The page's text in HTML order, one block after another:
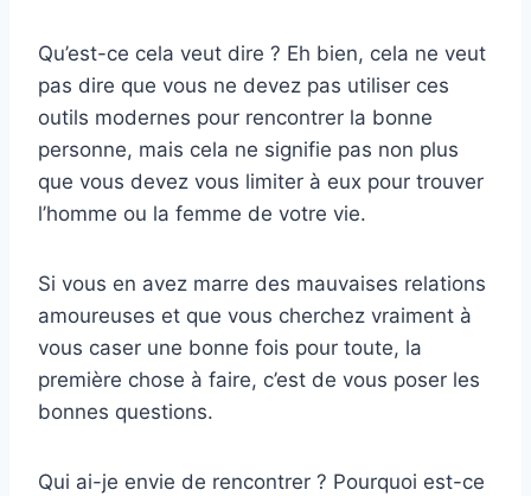
Qu’est-ce cela veut dire ? Eh bien, cela ne veut
pas dire que vous ne devez pas utiliser ces
outils modernes pour rencontrer la bonne
personne, mais cela ne signifie pas non plus
que vous devez vous limiter à eux pour trouver
l’homme ou la femme de votre vie.
Si vous en avez marre des mauvaises relations
amoureuses et que vous cherchez vraiment à
vous caser une bonne fois pour toute, la
première chose à faire, c’est de vous poser les
bonnes questions.
Qui ai-je envie de rencontrer ? Pourquoi est-ce